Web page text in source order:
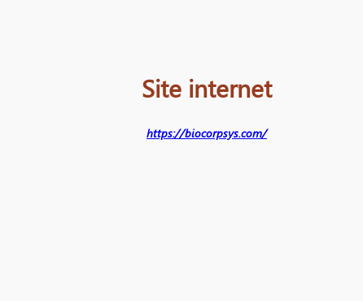
Site internet
https://biocorpsys.com/